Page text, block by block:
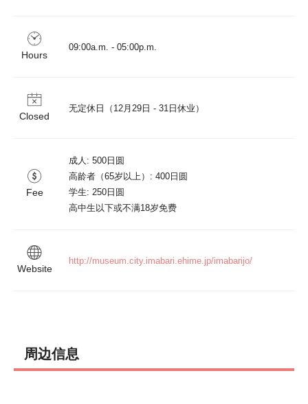
Hours
09:00a.m. - 05:00p.m.
Closed
无定休日（12月29日 - 31日休业）
Fee
成人: 500日圆
高龄者（65岁以上）: 400日圆
学生: 250日圆
Website
http://museum.city.imabari.ehime.jp/imabarijo/
周边信息